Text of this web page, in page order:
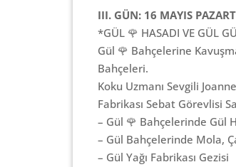
III. GÜN: 16 MAYIS
*GÜL 🌹 HASADI VE GÜL
Gül 🌹 Bahçelerine
Bahçeleri.
Koku Uzmanı Sevgili
Fabrikası Sebat Görevlisi
– Gül 🌹 Bahçelerinde Gül
– Gül Bahçelerinde Mola,
– Gül Yağı Fabrikası Gezisi